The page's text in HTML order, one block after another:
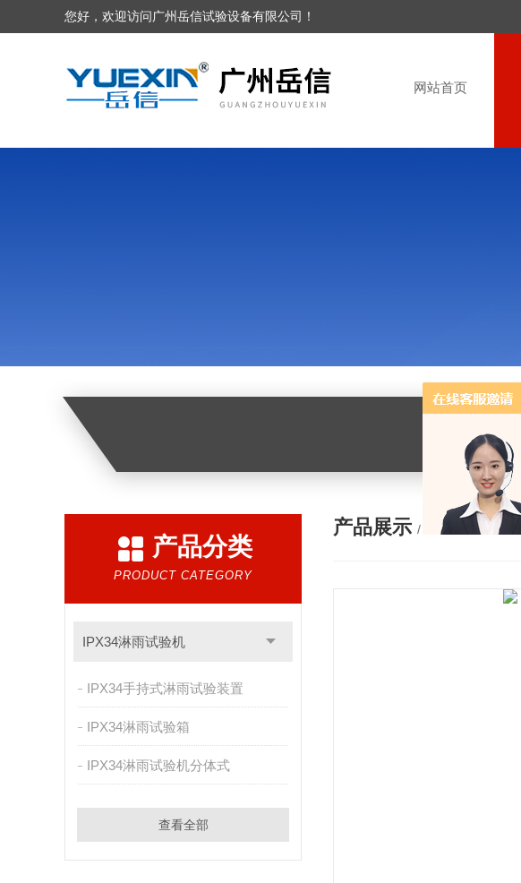
您好，欢迎访问广州岳信试验设备有限公司！
网站首页
产品分类
PRODUCT CATEGORY
IPX34淋雨试验机
IPX34手持式淋雨试验装置
IPX34淋雨试验箱
IPX34淋雨试验机分体式
查看全部
产品展示 / PRODUCTS